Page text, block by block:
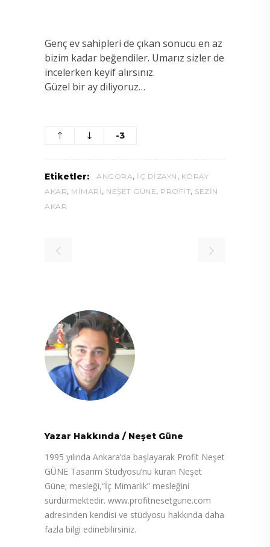
Genç ev sahipleri de çıkan sonucu en az
bizim kadar beğendiler. Umarız sizler de
incelerken keyif alırsınız.
Güzel bir ay diliyoruz…
-3
Etiketler: ANGORA, İÇ DIZAYN , KORAY
AKAR, MIMARI , NEŞET GÜNE, PROFIT, SEZIN
AKAR
Yazar Hakkında / Neşet Güne
1995 yılında Ankara’da başlayarak Profit Neşet
GÜNE Tasarım Stüdyosu’nu kuran Neşet
Güne; mesleği,“İç Mimarlık” mesleğini
sürdürmektedir. www.profitnesetgune.com
adresinden kendisi ve stüdyosu hakkında daha
fazla bilgi edinebilirsiniz.